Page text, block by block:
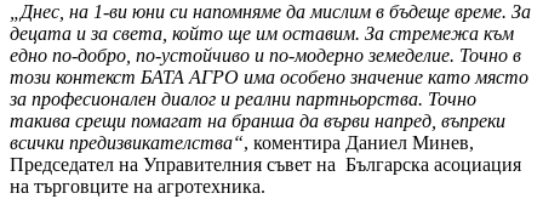
„Днес, на 1-ви юни си напомняме да мислим в бъдеще време. За
децата и за света, който ще им оставим. За стремежа към
едно по-добро, по-устойчиво и по-модерно земеделие. Точно в
този контекст БАТА АГРО има особено значение като място
за професионален диалог и реални партньорства. Точно
такива срещи помагат на бранша да върви напред, въпреки
всички предизвикателства“, коментира Даниел Минев,
Председател на Управителния съвет на Българска асоциация
на търговците на агротехника.